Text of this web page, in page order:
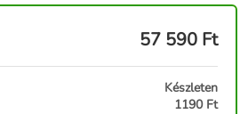
57 590 Ft
Készleten
1190 Ft